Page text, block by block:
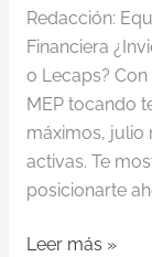
Redacción:
Financiera
o Lecaps?
MEP tocando
máximos, julio
activas. Te
posicionarte
Leer más »